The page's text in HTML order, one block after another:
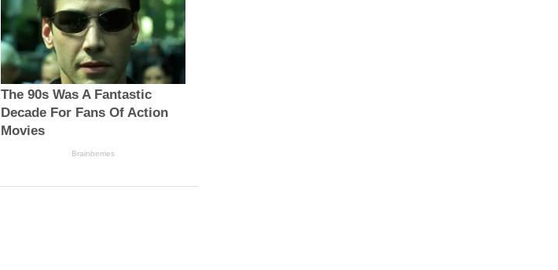
The 90s Was A Fantastic
Decade For Fans Of Action
Movies
Brainberries